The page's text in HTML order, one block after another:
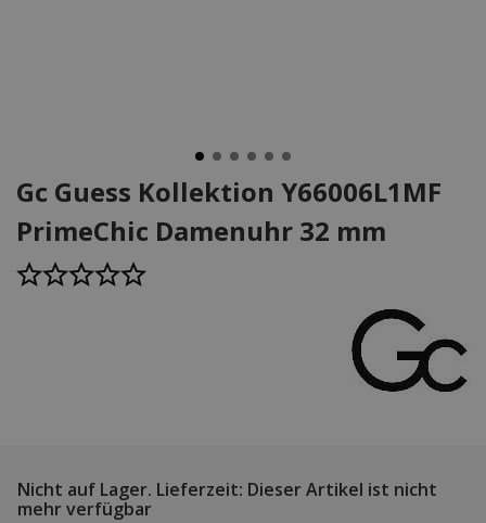
Gc Guess Kollektion Y66006L1MF
PrimeChic Damenuhr 32 mm
Nicht auf Lager. Lieferzeit: Dieser Artikel ist nicht
mehr verfügbar